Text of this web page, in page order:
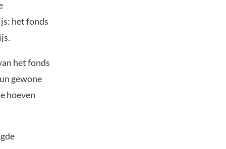
het fonds
het fonds
gewone
hoeven